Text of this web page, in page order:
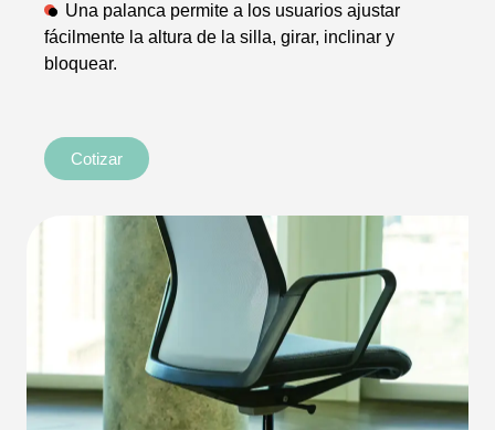
Una palanca permite a los usuarios ajustar
fácilmente la altura de la silla, girar, inclinar y
bloquear.
Cotizar